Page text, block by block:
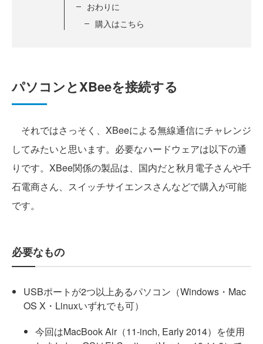
おわりに
購入はこちら
パソコンとXBeeを接続する
それではさっそく、XBeeによる無線通信にチャレンジ
してみたいと思います。必要なハードウェアは以下の通
りです。XBee関係の製品は、国内だと秋月電子さんや千
石電商さん、スイッチサイエンスさんなどで購入が可能
です。
必要なもの
USBポートが2つ以上あるパソコン（Windows・Mac
OS X・Linuxいずれでも可）
今回はMacBook Air（11-inch, Early 2014）を使用